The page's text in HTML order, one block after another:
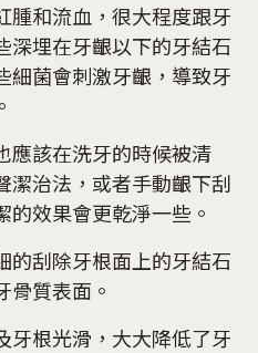
腫和流血，很大程度跟牙
深埋在牙齦以下的牙結石
細菌會刺激牙齦，導致牙
應該在洗牙的時候被清
潔治法，或者手動齦下刮
效果會更乾淨一些。
的刮除牙根面上的牙結石
骨質表面。
牙根光滑，大大降低了牙